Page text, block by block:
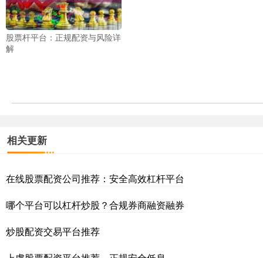
股票杆平台：正规配资与风险详
解
相关更新
在线股票配资公司推荐：安全高效杠杆平台
哪个平台可以杠杆炒股？合规券商融资融券
炒股配资交易平台推荐